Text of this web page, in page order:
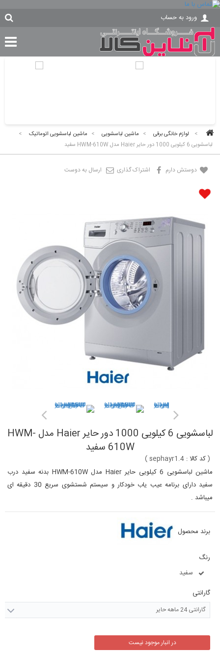
ورود به حساب
> لوازم خانگی برقی > ماشین لباسشویی > ماشین لباسشویی اتوماتیک
>
لباسشویی 6 کیلویی 1000 دور حایر Haier مدل HWM-610W سفید
دوستش دارم اشتراک گذاری ارسال به دوست
لباسشویی 6 کیلویی 1000 دور حایر Haier مدل HWM-
610W سفید
(کد کالا : sephayr1.4
)
ماشین لباسشویی 6 کیلویی حایر Haier مدل HWM-610W بدنه سفید درب
سفید دارای برنامه عیب یاب خودکار و سیستم شستشوی سریع 30 دقیقه ای
میباشد .
برند محصول
رنگ
سفید
گارانتی
گارانتی 24 ماهه حایر
در انبار موجود نیست